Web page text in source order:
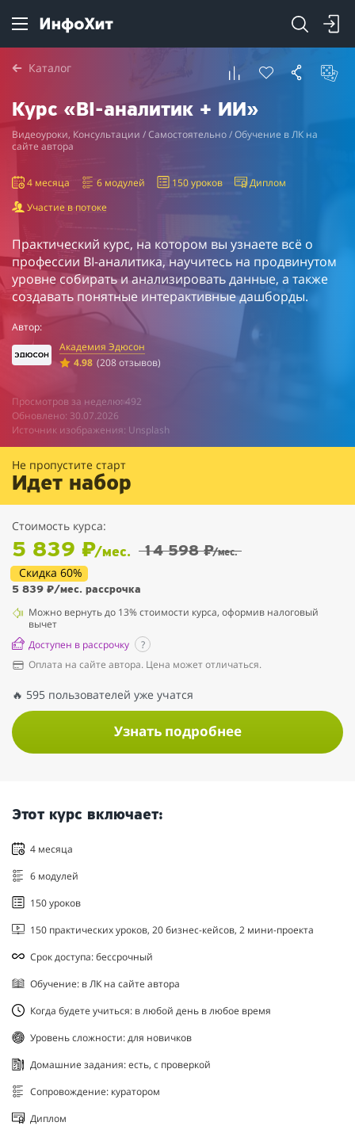
Каталог
Курс «BI-аналитик + ИИ»
Видеоуроки, Консультации / Самостоятельно / Обучение в ЛК на
сайте автора
4 месяца 6 модулей 150 уроков
Диплом
Участие в потоке
Практический курс, на котором вы узнаете всё о
профессии BI-аналитика, научитесь на продвинутом
уровне собирать и анализировать данные, а также
создавать понятные интерактивные дашборды.
Автор:
Академия Эдюсон
4.98 (208 отзывов)
Просмотров за неделю: 492
Обновлено: 30.07.2026
Источник изображения: Unsplash
Не пропустите старт
Идет набор
Стоимость курса:
5 839 ₽/мес. 14 598 ₽/мес.
Скидка 60%
5 839 ₽/мес. рассрочка
Можно вернуть до 13% стоимости курса, оформив налоговый
вычет
Доступен в рассрочку
?
Оплата на сайте автора. Цена может отличаться.
🔥 595 пользователей уже учатся
Узнать подробнее
Этот курс включает:
4 месяца
6 модулей
150 уроков
150 практических уроков, 20 бизнес-кейсов, 2 мини-проекта
Срок доступа: бессрочный
Обучение: в ЛК на сайте автора
Когда будете учиться: в любой день в любое время
Уровень сложности: для новичков
Домашние задания: есть, с проверкой
Сопровождение: куратором
Диплом